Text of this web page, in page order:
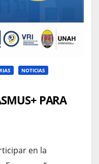
NOTICIAS
PARA
en la